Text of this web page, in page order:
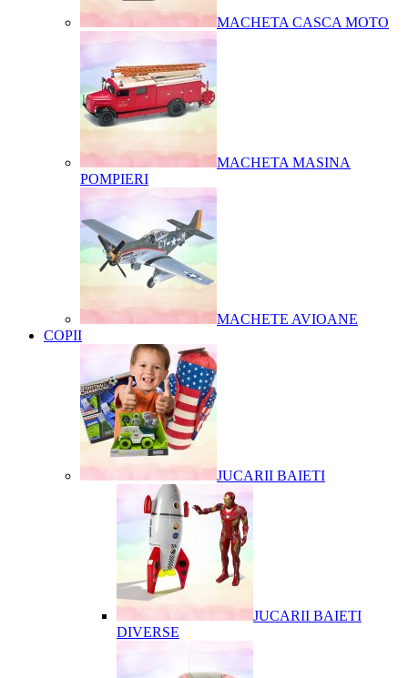
MACHETA CASCA MOTO
MACHETA MASINA
POMPIERI
MACHETE AVIOANE
COPII
JUCARII BAIETI
JUCARII BAIETI
DIVERSE